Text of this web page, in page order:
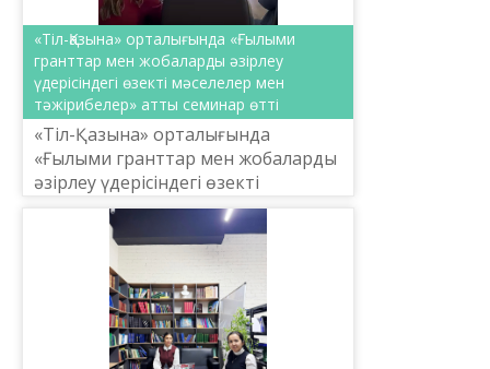
«Тіл-Қазына» орталығында «Ғылыми
гранттар мен жобаларды әзірлеу
үдерісіндегі өзекті мәселелер мен
тәжірибелер» атты семинар өтті
«Тіл-Қазына» орталығында
«Ғылыми гранттар мен жобаларды
әзірлеу үдерісіндегі өзекті
мәселелер мен тәжірибелер» атты
семинар өтті